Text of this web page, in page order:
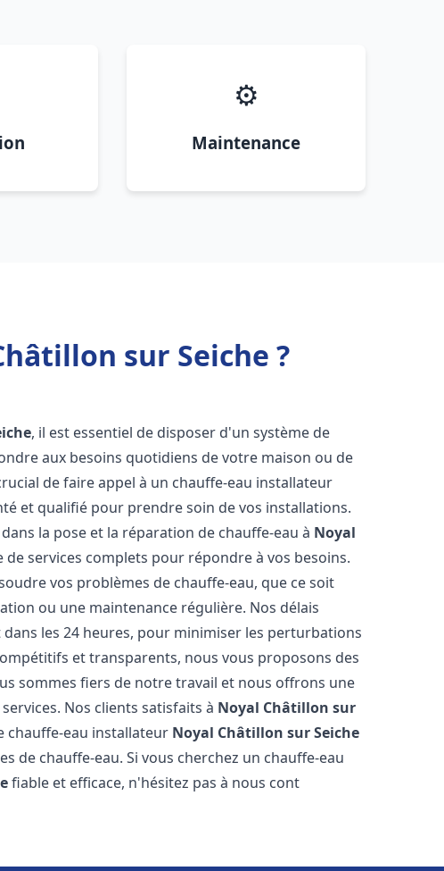
⚙️
Maintenance
sur Seiche ?
, il est essentiel de disposer d'un système de
aux besoins quotidiens de votre maison ou de
de faire appel à un chauffe-eau installateur
et qualifié pour prendre soin de vos installations.
la pose et la réparation de chauffe-eau à Noyal
de services complets pour répondre à vos besoins.
vos problèmes de chauffe-eau, que ce soit
ou une maintenance régulière. Nos délais
les 24 heures, pour minimiser les perturbations
et transparents, nous vous proposons des
sommes fiers de notre travail et nous offrons une
Nos clients satisfaits à Noyal Châtillon sur
chauffe-eau installateur Noyal Châtillon sur Seiche
de chauffe-eau. Si vous cherchez un chauffe-eau
fiable et efficace, n'hésitez pas à nous cont